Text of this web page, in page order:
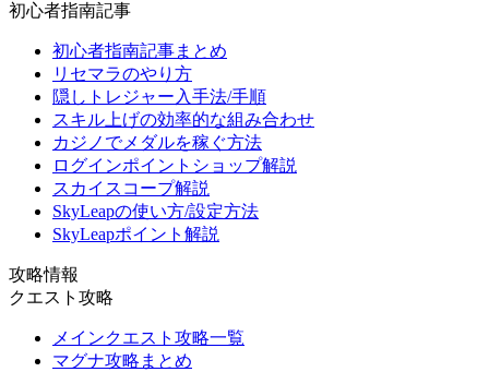
初心者指南記事
初心者指南記事まとめ
リセマラのやり方
隠しトレジャー入手法/手順
スキル上げの効率的な組み合わせ
カジノでメダルを稼ぐ方法
ログインポイントショップ解説
スカイスコープ解説
SkyLeapの使い方/設定方法
SkyLeapポイント解説
攻略情報
クエスト攻略
メインクエスト攻略一覧
マグナ攻略まとめ